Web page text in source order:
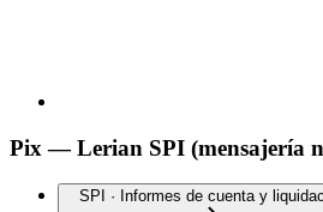
Pix — Lerian SPI (mensajería
SPI · Informes de cuenta y